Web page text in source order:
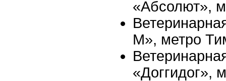
«Абсолют»,
M», метро
«Доггидог»,